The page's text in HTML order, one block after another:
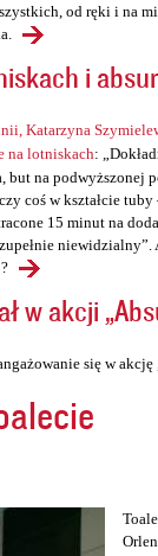
od ręki i na
i
Katarzyna
na lotniskach:
but na podwyższonej
coś w kształcie tuby
15 minut na
niewidzialny”.
w akcji
się w